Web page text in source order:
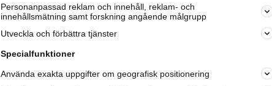
samarbetspartners nära dig.
Läs mer här
Personanpassad reklam och innehåll, reklam- och
innehållsmätning samt forskning angående målgrupp
Utveckla och förbättra tjänster
Specialfunktioner
Använda exakta uppgifter om geografisk positionering